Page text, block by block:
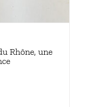
Rhône, une